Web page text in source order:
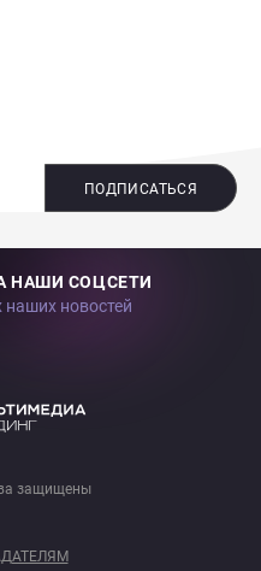
ПОДПИСАТЬСЯ
НАШИ СОЦСЕТИ
наших новостей
защищены